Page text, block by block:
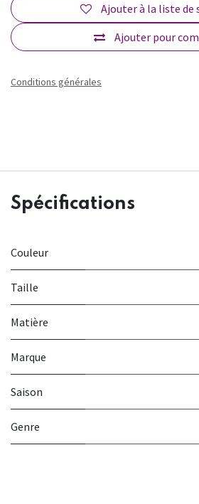
Ajouter pour
Ajouter à la liste de
Conditions générales
Spécifications
Couleur
Taille
Matière
Marque
Saison
Genre